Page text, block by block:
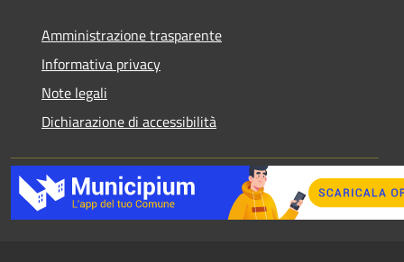
Amministrazione trasparente
Informativa privacy
Note legali
Dichiarazione di accessibilità